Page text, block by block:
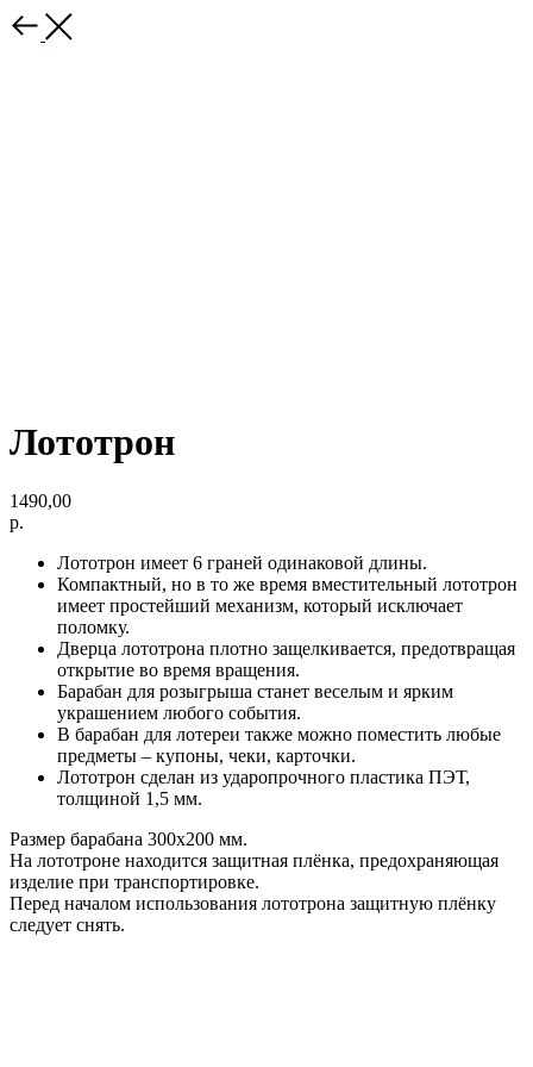
Лототрон
1490,00
р.
Лототрон имеет 6 граней одинаковой длины.
Компактный, но в то же время вместительный лототрон
имеет простейший механизм, который исключает
поломку.
Дверца лототрона плотно защелкивается, предотвращая
открытие во время вращения.
Барабан для розыгрыша станет веселым и ярким
украшением любого события.
В барабан для лотереи также можно поместить любые
предметы – купоны, чеки, карточки.
Лототрон сделан из ударопрочного пластика ПЭТ,
толщиной 1,5 мм.
Размер барабана 300х200 мм.
На лототроне находится защитная плёнка, предохраняющая
изделие при транспортировке.
Перед началом использования лототрона защитную плёнку
следует снять.